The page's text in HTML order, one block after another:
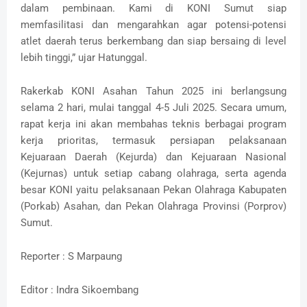
dalam pembinaan. Kami di KONI Sumut siap
memfasilitasi dan mengarahkan agar potensi-potensi
atlet daerah terus berkembang dan siap bersaing di level
lebih tinggi,” ujar Hatunggal.
Rakerkab KONI Asahan Tahun 2025 ini berlangsung
selama 2 hari, mulai tanggal 4-5 Juli 2025. Secara umum,
rapat kerja ini akan membahas teknis berbagai program
kerja prioritas, termasuk persiapan pelaksanaan
Kejuaraan Daerah (Kejurda) dan Kejuaraan Nasional
(Kejurnas) untuk setiap cabang olahraga, serta agenda
besar KONI yaitu pelaksanaan Pekan Olahraga Kabupaten
(Porkab) Asahan, dan Pekan Olahraga Provinsi (Porprov)
Sumut.
Reporter : S Marpaung
Editor : Indra Sikoembang